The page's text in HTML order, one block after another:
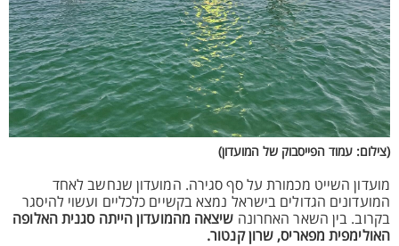
(צילום: עמוד הפייסבוק של המועדון)
מועדון השייט מכמורת על סף סגירה. המועדון שנחשב לאחד
המועדונים הגדולים בישראל נמצא בקשיים כלכליים ועשוי להיסגר
בקרוב. בין השאר האחרונה שיצאה מהמועדון הייתה סגנית האלופה
האולימפית מפאריס, שרון קנטור.